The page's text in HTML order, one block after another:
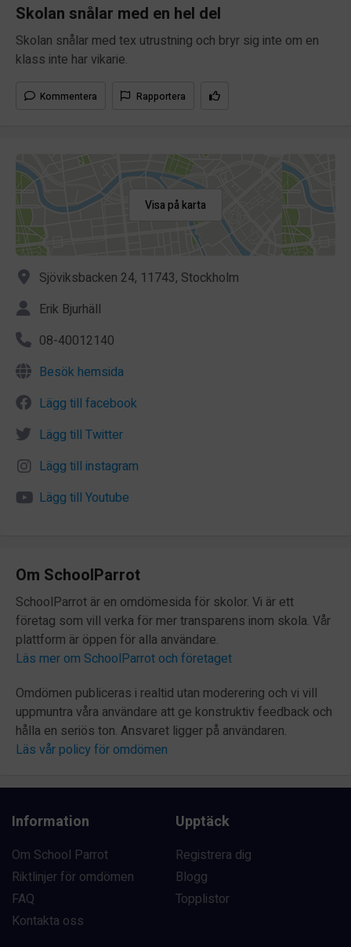
Skolan snålar med en hel del
Skolan snålar med tex utrustning och bryr sig inte om en
klass inte har vikarie.
Kommentera Rapportera
Visa på karta
Sjöviksbacken 24, 11743, Stockholm
Erik Bjurhäll
08-40012140
Besök hemsida
Lägg till facebook
Lägg till Twitter
Lägg till instagram
Lägg till Youtube
Om SchoolParrot
SchoolParrot är en omdömesida för skolor. Vi är ett
företag som vill verka för mer transparens inom skola. Vår
plattform är öppen för alla användare.
Läs mer om SchoolParrot och företaget
Omdömen publiceras i realtid utan moderering och vi vill
uppmuntra våra användare att ge konstruktiv feedback och
hålla en seriös ton. Ansvaret ligger på användaren.
Läs vår policy för omdömen
Information
Om School Parrot
Riktlinjer för omdömen
FAQ
Kontakta oss
Upptäck
Registrera dig
Blogg
Topplistor